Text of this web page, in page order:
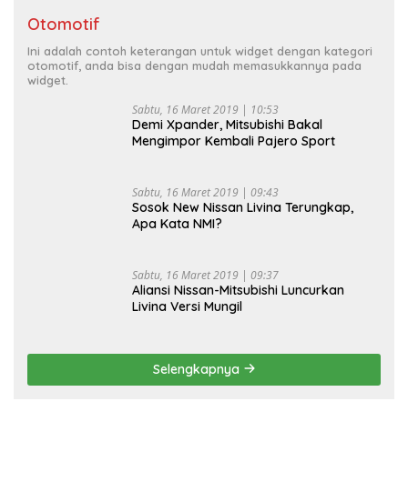
Otomotif
Ini adalah contoh keterangan untuk widget dengan kategori
otomotif, anda bisa dengan mudah memasukkannya pada
widget.
Sabtu, 16 Maret 2019 | 10:53
Demi Xpander, Mitsubishi Bakal
Mengimpor Kembali Pajero Sport
Sabtu, 16 Maret 2019 | 09:43
Sosok New Nissan Livina Terungkap,
Apa Kata NMI?
Sabtu, 16 Maret 2019 | 09:37
Aliansi Nissan-Mitsubishi Luncurkan
Livina Versi Mungil
Selengkapnya